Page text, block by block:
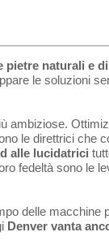
pietre naturali e
le soluzioni
ambiziose.
le direttrici che
alle lucidatrici
fedeltà sono le
delle macchine
Denver vanta